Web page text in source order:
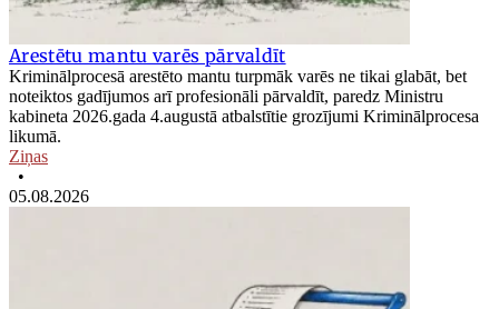
Arestētu mantu varēs pārvaldīt
Kriminālprocesā arestēto mantu turpmāk varēs ne tikai glabāt, bet
noteiktos gadījumos arī profesionāli pārvaldīt, paredz Ministru
kabineta 2026.gada 4.augustā atbalstītie grozījumi Kriminālprocesa
likumā.
Ziņas
•
05.08.2026